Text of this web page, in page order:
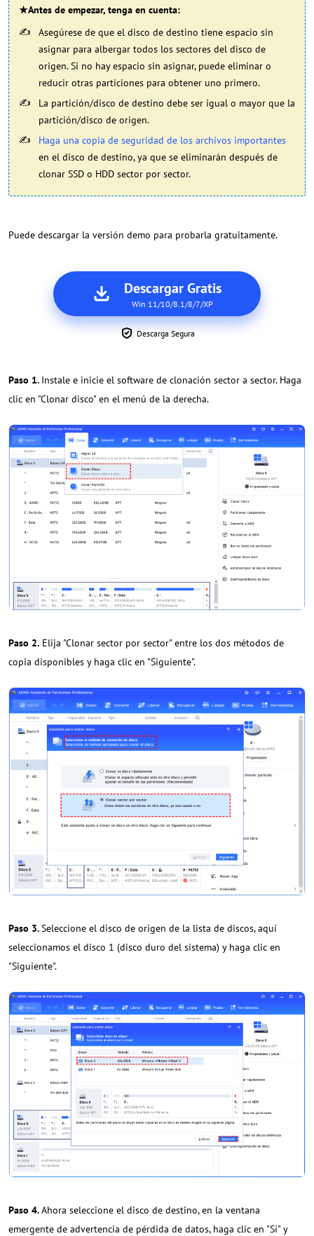
★Antes de empezar, tenga en cuenta:
Asegúrese de que el disco de destino tiene espacio sin
asignar para albergar todos los sectores del disco de
origen. Si no hay espacio sin asignar, puede eliminar o
reducir otras particiones para obtener uno primero.
La partición/disco de destino debe ser igual o mayor que la
partición/disco de origen.
Haga una copia de seguridad de los archivos importantes
en el disco de destino, ya que se eliminarán después de
clonar SSD o HDD sector por sector.
Puede descargar la versión demo para probarla gratuitamente.
Descargar Gratis
Win 11/10/8.1/8/7/XP
Descarga Segura
Paso 1. Instale e inicie el software de clonación sector a sector. Haga
clic en "Clonar disco" en el menú de la derecha.
Paso 2. Elija "Clonar sector por sector" entre los dos métodos de
copia disponibles y haga clic en "Siguiente".
Paso 3.Seleccione el disco de origen de la lista de discos, aquí
seleccionamos el disco 1 (disco duro del sistema) y haga clic en
"Siguiente".
Paso 4.Ahora seleccione el disco de destino, en la ventana
emergente de advertencia de pérdida de datos, haga clic en "Sí" y